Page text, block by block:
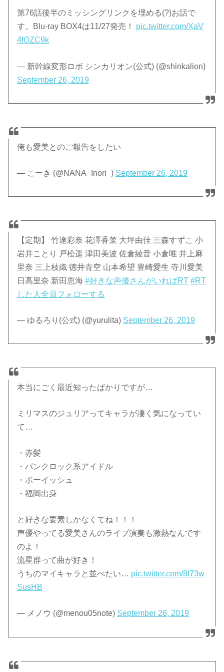
第76話後半のミッシングリンクを埋める(?)お話で
す。Blu-ray BOX4は11/27発売！ pic.twitter.com/XaV
4fOZC9k
— 新幹線変形ロボ シンカリオン(公式) (@shinkalion)
September 26, 2019
俺も愛美とのご報告をしたい
— こーき (@NANA_Inori_) September 26, 2019
【定期】 竹達彩奈 花澤香菜 大坪由佳 三森すずこ 小
岩井ことり 戸松遥 津田美波 佐倉綾音 小倉唯 井上麻
里奈 三上枝織 徳井青空 山本希望 豊崎愛生 寺川愛美
日高里奈 新田恵海#好きな声優さんがいればRT #RT
した人全員フォローする
— ゆるろり(公式) (@yurulita) September 26, 2019
本当にごく最近知ったばかりですが…
ミリマスのジュリアってキャラが凄く気になってい
て…
・赤髪
・パンクロック系アイドル
・ボーイッシュ
・福岡出身
と好きな要素しかなくてね！！！
声優やってる愛美さんのライブ演奏も激熱なんです
のよ！
流星群って曲が好き！
うちのマイキャラと並べたい… pic.twitter.com/8I73w
SusHB
— メノウ (@menou05note) September 26, 2019